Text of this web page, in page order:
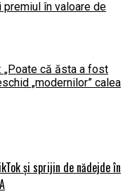
premiul în valoare de
„Poate că ăsta a fost
„modernilor” calea
și sprijin de nădejde în